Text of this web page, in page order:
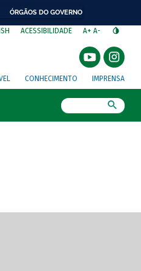
ÓRGÃOS DO GOVERNO
ACESSIBILIDADE A+ A-
CONHECIMENTO IMPRENSA